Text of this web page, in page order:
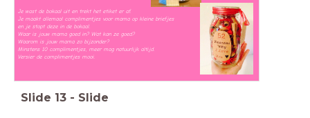
Je wast de bokaal uit en trekt het etiket er af.
Je maakt allemaal complimentjes voor mama op kleine briefjes
en je stopt deze in de bokaal.
Waar is jouw mama goed in? Wat kan ze goed?
Waarom is jouw mama zo bijzonder?
Minstens 10 complimentjes, meer mag natuurlijk altijd.
Versier de complimentjes mooi.
Slide 13 - Slide